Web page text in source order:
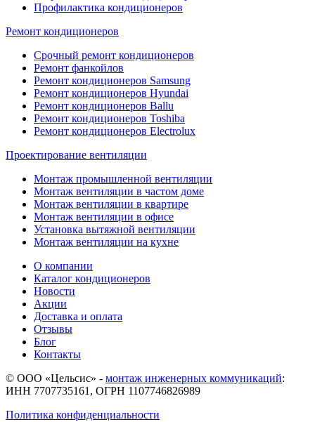
Профилактика кондиционеров
Ремонт кондиционеров
Срочный ремонт кондиционеров
Ремонт фанкойлов
Ремонт кондиционеров Samsung
Ремонт кондиционеров Hyundai
Ремонт кондиционеров Ballu
Ремонт кондиционеров Toshibа
Ремонт кондиционеров Electrolux
Проектирование вентиляции
Монтаж промышленной вентиляции
Монтаж вентиляции в частом доме
Монтаж вентиляции в квартире
Монтаж вентиляции в офисе
Установка вытяжной вентиляции
Монтаж вентиляции на кухне
О компании
Каталог кондиционеров
Новости
Акции
Доставка и оплата
Отзывы
Блог
Контакты
© ООО «Цельсис» - монтаж инженерных коммуникаций:
ИНН 7707735161, ОГРН 1107746826989
Политика конфиденциальности